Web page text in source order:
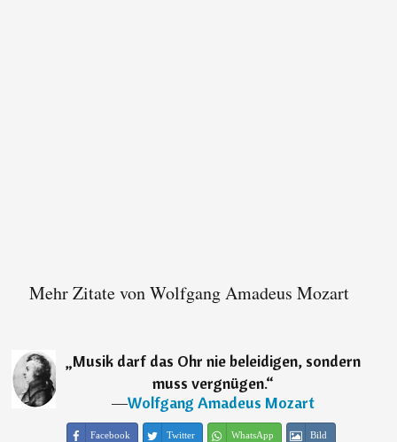
Mehr Zitate von Wolfgang Amadeus Mozart
„Musik darf das Ohr nie beleidigen, sondern
muss vergnügen.“
―Wolfgang Amadeus Mozart
Facebook Twitter WhatsApp Bild